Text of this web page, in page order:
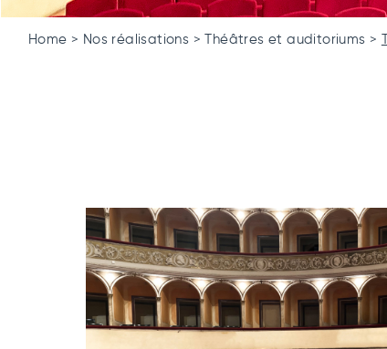
Home Nos réalisations Théâtres et auditoriums